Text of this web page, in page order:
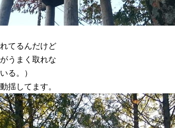
てるんだけど
うまく取れな
る。）
揺してます。